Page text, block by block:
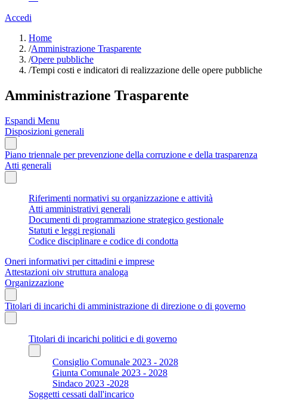
Accedi
Home
/Amministrazione Trasparente
/Opere pubbliche
/Tempi costi e indicatori di realizzazione delle opere pubbliche
Amministrazione Trasparente
Espandi Menu
Disposizioni generali
Piano triennale per prevenzione della corruzione e della trasparenza
Atti generali
Riferimenti normativi su organizzazione e attività
Atti amministrativi generali
Documenti di programmazione strategico gestionale
Statuti e leggi regionali
Codice disciplinare e codice di condotta
Oneri informativi per cittadini e imprese
Attestazioni oiv struttura analoga
Organizzazione
Titolari di incarichi di amministrazione di direzione o di governo
Titolari di incarichi politici e di governo
Consiglio Comunale 2023 - 2028
Giunta Comunale 2023 - 2028
Sindaco 2023 -2028
Soggetti cessati dall'incarico